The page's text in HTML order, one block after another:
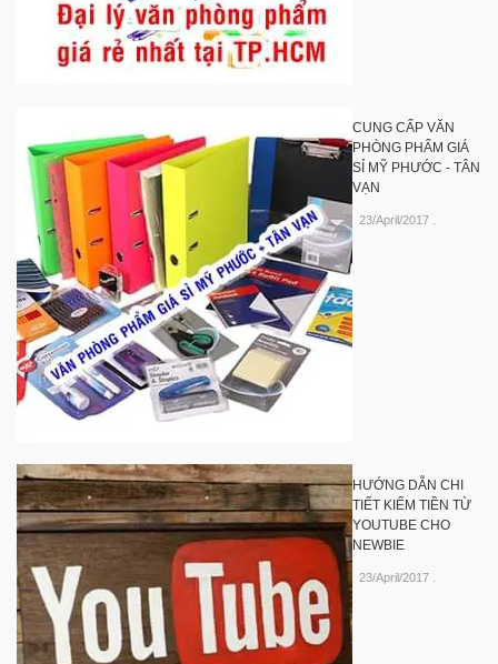
CUNG CẤP VĂN
PHÒNG PHẨM GIÁ
SỈ MỸ PHƯỚC - TÂN
VẠN
23/April/2017
HƯỚNG DẪN CHI
TIẾT KIẾM TIỀN TỪ
YOUTUBE CHO
NEWBIE
23/April/2017